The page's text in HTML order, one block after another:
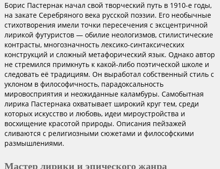
Борис Пастернак начал свой творческий путь в 1910-е годы,
на закате Серебряного века русской поэзии. Его необычные
стихотворения имели точки пересечения с эксцентричной
лирикой футуристов — обилие неологизмов, стилистические
контрасты, многозначность лексико-синтаксических
конструкций и сложный метафорический язык. Однако автор
не стремился примкнуть к какой-либо поэтической школе и
следовать её традициям. Он выработал собственный стиль с
уклоном в философичность, парадоксальность
мировосприятия и неожиданные каламбуры. Самобытная
лирика Пастернака охватывает широкий круг тем, среди
которых искусство и любовь, идеи мироустройства и
восхищение красотой природы. Описания пейзажей
сливаются с религиозными сюжетами и философскими
размышлениями.
Мастер лирики и эпического жанра